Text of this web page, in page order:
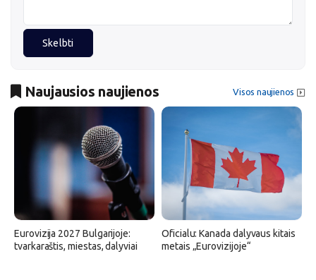
Skelbti
Naujausios naujienos Visos naujienos
Eurovizija 2027 Bulgarijoje:
tvarkaraštis, miestas, dalyviai
Oficialu: Kanada dalyvaus kitais
metais „Eurovizijoje“